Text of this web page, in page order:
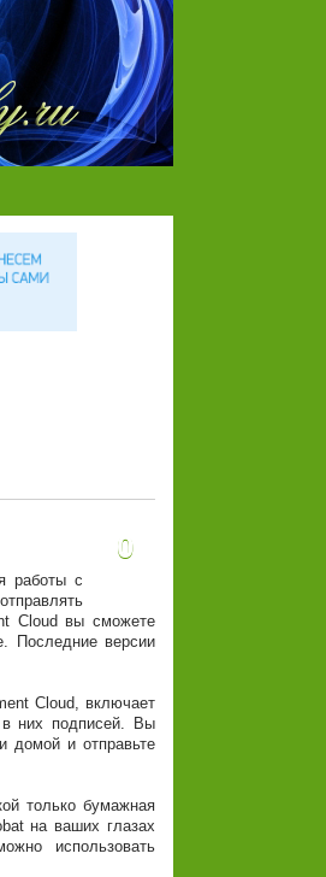
0
работы с
Cloud вы сможете
Последние версии
Cloud, включает
в них подписей. Вы
домой и отправьте
только бумажная
на ваших глазах
использовать